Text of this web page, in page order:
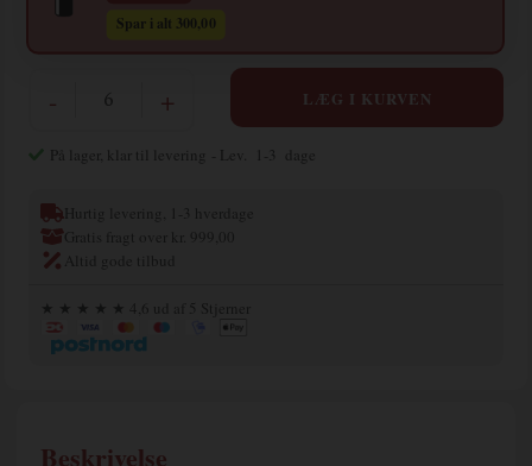
Spar i alt 300,00
- +
På lager, klar til levering - Lev. 1-3 dage
Hurtig levering, 1-3 hverdage
Gratis fragt over kr. 999,00
Altid gode tilbud
★ ★ ★ ★ ★ 4,6 ud af 5 Stjerner
Beskrivelse